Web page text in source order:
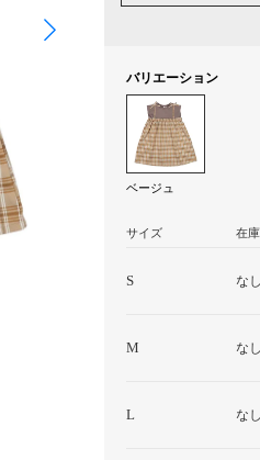
バリエーション
ベージュ
サイズ 在庫
S なし
M なし
L なし